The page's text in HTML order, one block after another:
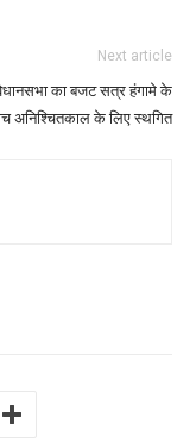
Next article
का बजट सत्र हंगामे के
अनिश्चितकाल के लिए स्थगित